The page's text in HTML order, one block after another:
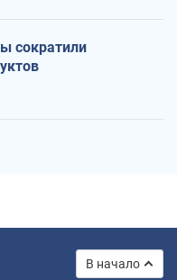
сократили
В начало